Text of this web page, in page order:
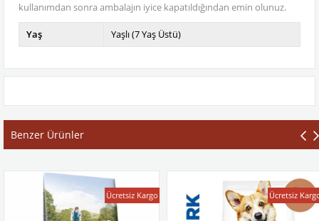
kullanımdan sonra ambalajın iyice kapatıldığından emin olunuz.
Yaş Yaşlı (7 Yaş Üstü)
Benzer Ürünler
Ücretsiz Kargo Ücretsiz Kargo